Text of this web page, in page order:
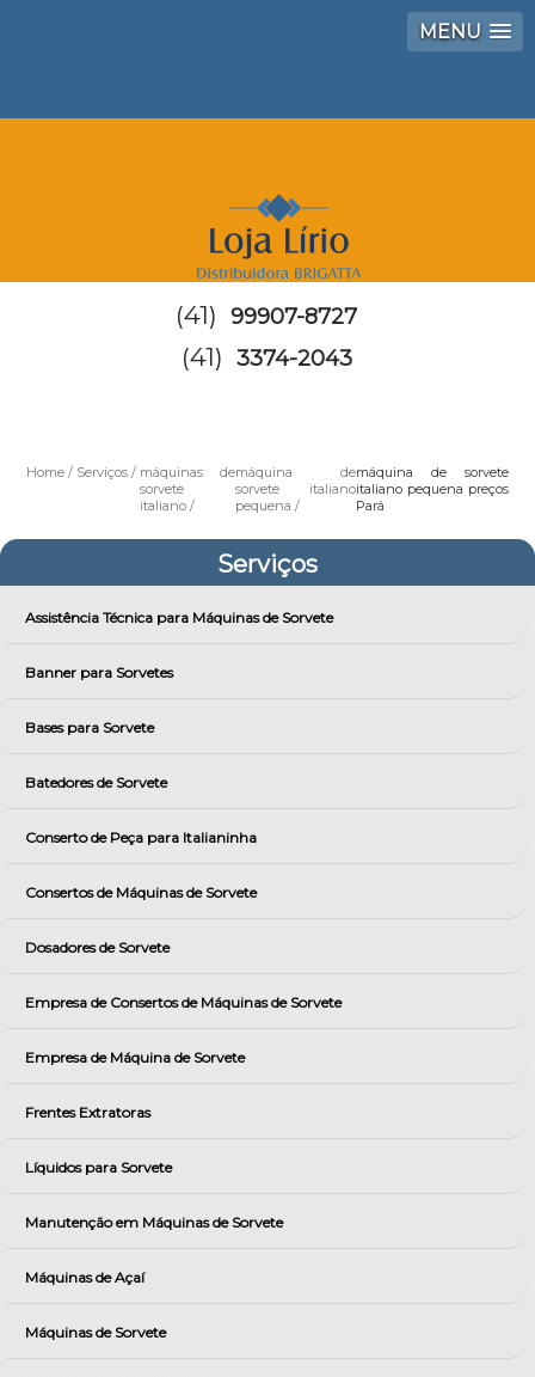
MENU
(41) 99907-8727
(41) 3374-2043
Home Serviços
máquinas de
sorvete
italiano
máquina de
sorvete italiano
pequena
máquina de sorvete
italiano pequena preços
Pará
Serviços
Assistência Técnica para Máquinas de Sorvete
Banner para Sorvetes
Bases para Sorvete
Batedores de Sorvete
Conserto de Peça para Italianinha
Consertos de Máquinas de Sorvete
Dosadores de Sorvete
Empresa de Consertos de Máquinas de Sorvete
Empresa de Máquina de Sorvete
Frentes Extratoras
Líquidos para Sorvete
Manutenção em Máquinas de Sorvete
Máquinas de Açaí
Máquinas de Sorvete